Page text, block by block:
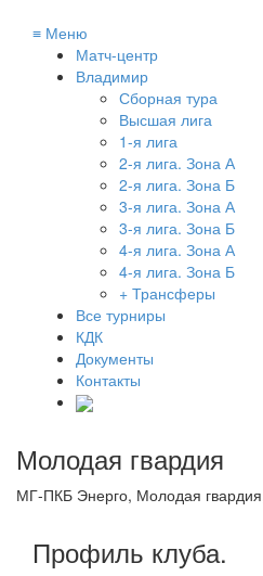
≡ Меню
Матч-центр
Владимир
Сборная тура
Высшая лига
1-я лига
2-я лига. Зона А
2-я лига. Зона Б
3-я лига. Зона А
3-я лига. Зона Б
4-я лига. Зона А
4-я лига. Зона Б
+ Трансферы
Все турниры
КДК
Документы
Контакты
Молодая гвардия
МГ-ПКБ Энерго, Молодая
Профиль клуба.